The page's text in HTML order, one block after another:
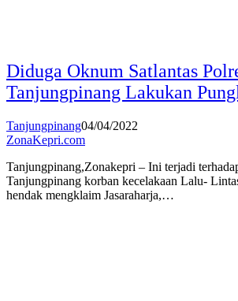
Diduga Oknum Satlantas
Tanjungpinang Lakukan
Tanjungpinang04/04/2022
ZonaKepri.com
Tanjungpinang,Zonakepri – Ini terjadi
Tanjungpinang korban kecelakaan Lalu-
hendak mengklaim Jasaraharja,…